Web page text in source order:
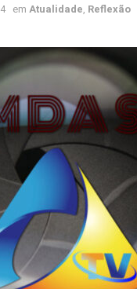
em Atualidade, Reflexão